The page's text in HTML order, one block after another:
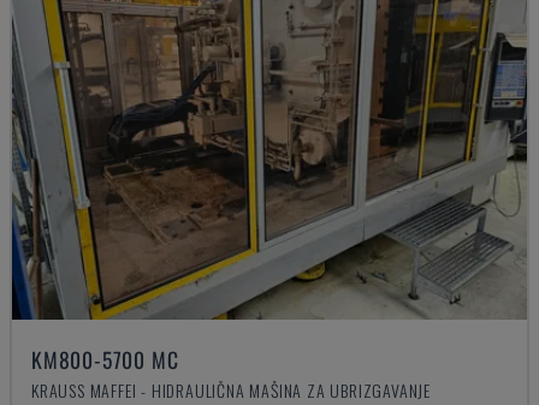
KM800-5700 MC
KRAUSS MAFFEI - HIDRAULIČNA MAŠINA ZA UBRIZGAVANJE